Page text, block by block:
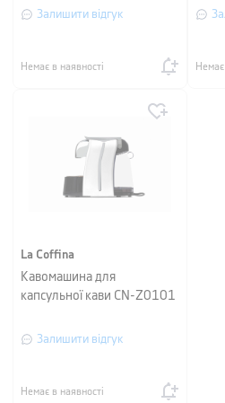
Залишити відгук
Немає в наявності Немає
La Coffina
Кавомашина для
капсульної кави CN-Z0101
Залишити відгук
Немає в наявності